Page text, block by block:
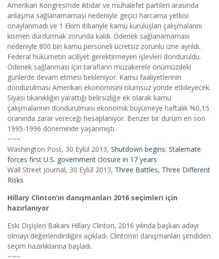
Amerikan Kongresi’nde iktidar ve muhalefet partileri arasında
anlaşma sağlanamaması nedeniyle geçici harcama yetkisi
onaylanmadı ve 1 Ekim itibariyle kamu kuruluşları çalışmalarını
kısmen durdurmak zorunda kaldı. Ödenek sağlanamaması
nedeniyle 800 bin kamu personeli ücretsiz zorunlu izne ayrıldı.
Federal hükümetin aciliyet gerektirmeyen işlevleri donduruldu.
Ödenek sağlanması için tarafların müzakerele önümüzdeki
günlerde devam etmesi bekleniyor. Kamu faaliyetlerinin
dondurulması Amerikan ekonomisini olumsuz yönde etkileyecek.
Siyasi tıkanıklığın yarattığı belirsizliğe ek olarak kamu
çalışmalarının dondurulması ekonomik büyümeye haftalık %0,15
oranında zarar vereceği hesaplanıyor. Benzer bir durum en son
1995-1996 döneminde yaşanmıştı.
~~~
Washington Post, 30 Eylül 2013, Shutdown begins: Stalemate
forces first U.S. government closure in 17 years
Wall Street Journal, 30 Eylül 2013, Three Battles, Three Different
Risks
Hillary Clinton’ın danışmanları 2016 seçimleri için
hazırlanıyor
Eski Dışişleri Bakanı Hillary Clinton, 2016 yılında başkan adayı
olmayı değerlendirdiğini açıkladı. Clinton’ın danışmanları şimdiden
seçim hazırlıklarına başladı.
~~~